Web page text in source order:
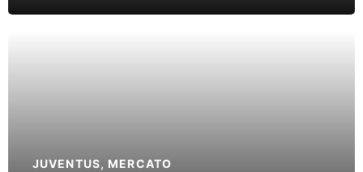
JUVENTUS, MERCATO